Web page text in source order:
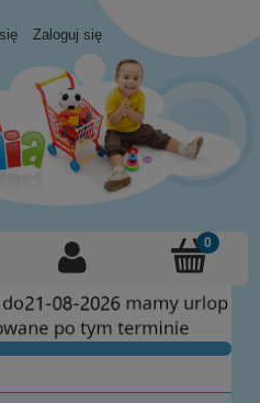
Zaloguj się